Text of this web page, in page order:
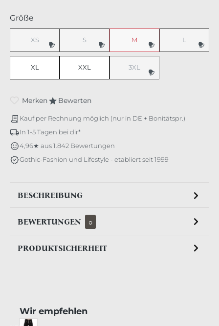
Größe
XS(Diese Option ist zurzeit nicht verfügbar.)
S(Diese Option ist zurzeit nicht verfügbar.)
M(Diese Option ist zurzeit nicht
L(Diese
XL XXL 3XL(Diese Option ist zurzeit nicht
Merken Bewerten
Kauf per Rechnung möglich (nur in DE + Bonitätspr.)
In 1-5 Tagen bei dir*
4,96★ aus 1.842 Bewertungen
Gothic-Fashion und Lifestyle - etabliert seit 1999
BESCHREIBUNG
BEWERTUNGEN 0
PRODUKTSICHERHEIT
Produktgalerie überspringen
Wir empfehlen